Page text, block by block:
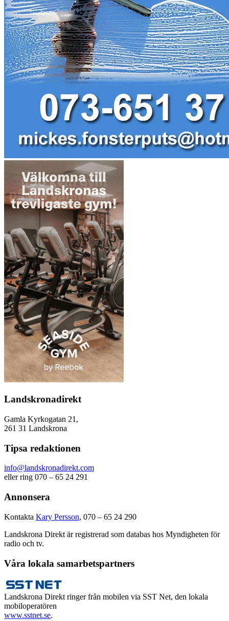
Landskronadirekt
Gamla Kyrkogatan 21,
261 31 Landskrona
Tipsa redaktionen
info@landskronadirekt.com
eller ring 070 – 65 24 291
Annonsera
Kontakta Kary Persson, 070 – 65 24 290
Landskrona Direkt är registrerad som databas hos Myndigheten för
radio och tv.
Våra lokala samarbetspartners
Landskrona Direkt ringer från mobilen via SST Net, den lokala
mobiloperatören
www.sstnet.se.